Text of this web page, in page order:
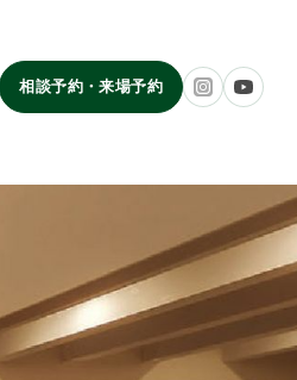
相談予約・来場予約